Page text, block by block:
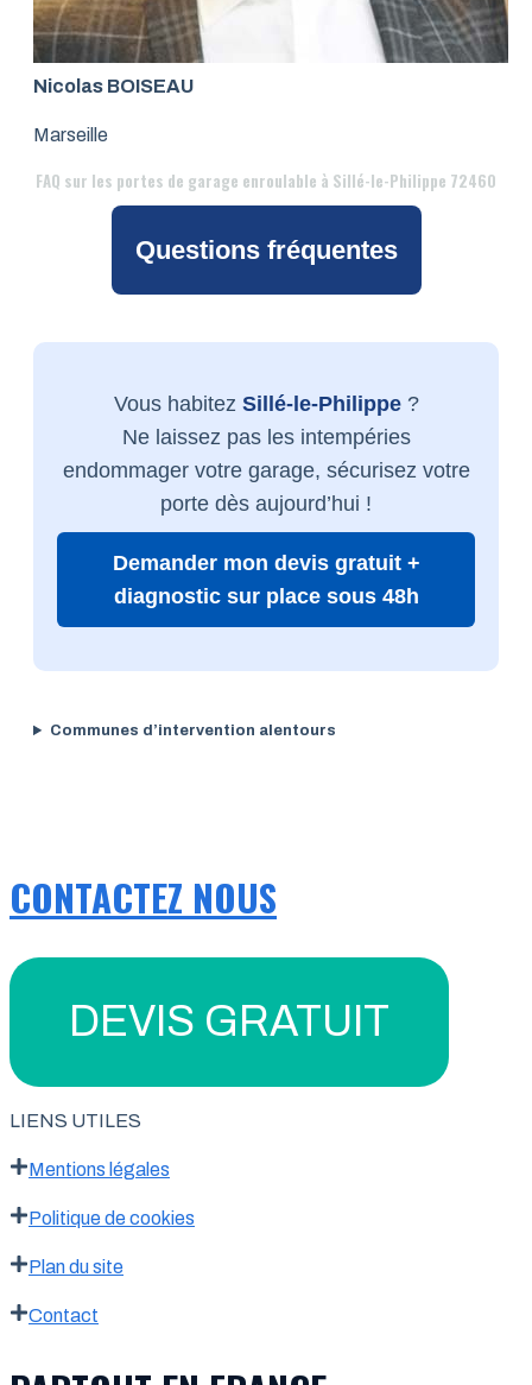
Nicolas BOISEAU
Marseille
FAQ sur les portes de garage enroulable à Sillé-le-Philippe 72460
Questions fréquentes
Vous habitez Sillé-le-Philippe?
Ne laissez pas les intempéries
endommager votre garage, sécurisez votre
porte dès aujourd’hui !
Demander mon devis gratuit +
diagnostic sur place sous 48h
Communes d’intervention alentours
CONTACTEZ NOUS
DEVIS GRATUIT
LIENS UTILES
Mentions légales
Politique de cookies
Plan du site
Contact